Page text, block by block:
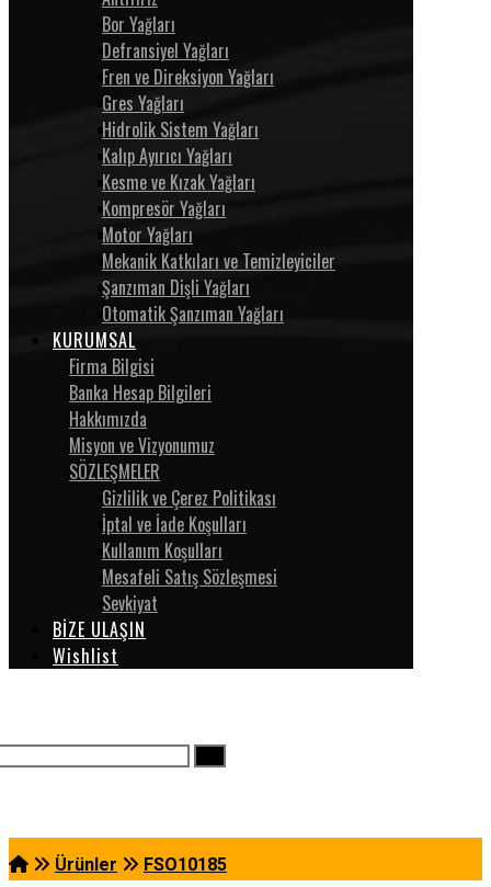
Bor Yağları
Defransiyel Yağları
Fren ve Direksiyon Yağları
Gres Yağları
Hidrolik Sistem Yağları
Kalıp Ayırıcı Yağları
Kesme ve Kızak Yağları
Kompresör Yağları
Motor Yağları
Mekanik Katkıları ve Temizleyiciler
Şanzıman Dişli Yağları
Otomatik Şanzıman Yağları
KURUMSAL
Firma Bilgisi
Banka Hesap Bilgileri
Hakkımızda
Misyon ve Vizyonumuz
SÖZLEŞMELER
Gizlilik ve Çerez Politikası
İptal ve İade Koşulları
Kullanım Koşulları
Mesafeli Satış Sözleşmesi
Sevkiyat
BİZE ULAŞIN
Wishlist
Ürünler FSO10185